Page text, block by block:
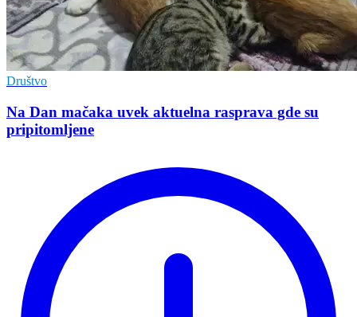
Društvo
Na Dan mačaka uvek aktuelna rasprava gde su
pripitomljene